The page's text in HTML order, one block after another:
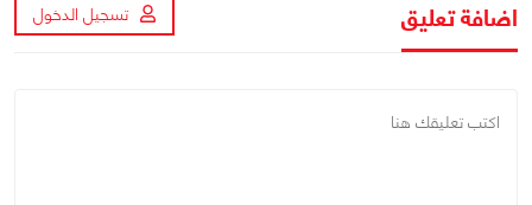
اضافة تعليق تسجيل الدخول